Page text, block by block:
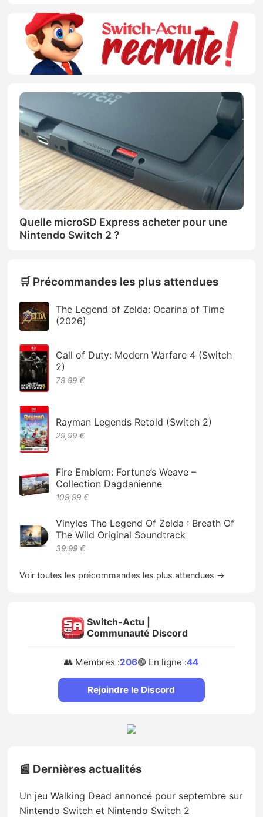
Quelle microSD Express acheter pour une
Nintendo Switch 2 ?
🛒 Précommandes les plus attendues
The Legend of Zelda: Ocarina of Time
(2026)
Call of Duty: Modern Warfare 4 (Switch
2)
79.99 €
Rayman Legends Retold (Switch 2)
29,99 €
Fire Emblem: Fortune’s Weave –
Collection Dagdanienne
109,99 €
Vinyles The Legend Of Zelda : Breath Of
The Wild Original Soundtrack
39.99 €
Voir toutes les précommandes les plus attendues →
Switch-Actu |
Communauté Discord
👥 Membres :206🟢 En ligne :44
Rejoindre le Discord
📰 Dernières actualités
Un jeu Walking Dead annoncé pour septembre sur
Nintendo Switch et Nintendo Switch 2